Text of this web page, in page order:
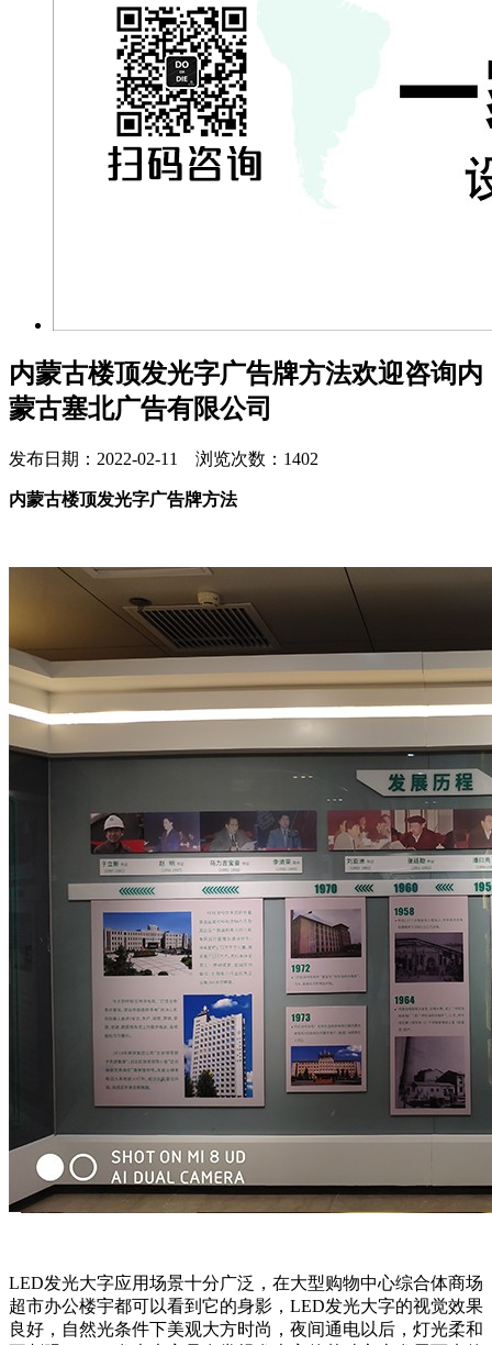
内蒙古楼顶发光字广告牌方法欢迎咨询内
蒙古塞北广告有限公司
发布日期：2022-02-11 浏览次数：1402
内蒙古楼顶发光字广告牌方法
LED发光大字应用场景十分广泛，在大型购物中心综合体商场
超市办公楼宇都可以看到它的身影，LED发光大字的视觉效果
良好，自然光条件下美观大方时尚，夜间通电以后，灯光柔和